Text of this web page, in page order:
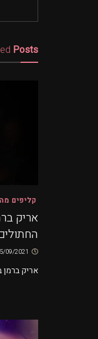
Posts
קליפים
אריק
אריק ברמן